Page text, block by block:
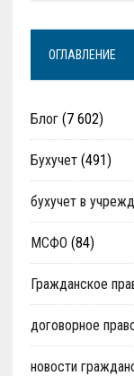
ОГЛАВЛЕНИЕ
Блог(7 602)
Бухучет(491)
бухучет в
МСФО (84)
Гражданское
договорное
новости